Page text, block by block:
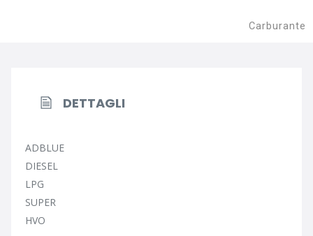
Carburante
DETTAGLI
ADBLUE
DIESEL
LPG
SUPER
HVO